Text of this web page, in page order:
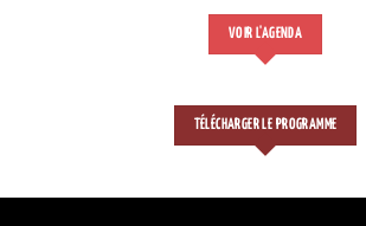
VOIR L'AGENDA
TÉLÉCHARGER LE PROGRAMME